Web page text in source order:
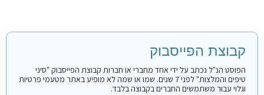
קבוצת הפייסבוק
הפוסט הנ"ל נכתב על ידי אחד מחברי או חברות קבוצת הפייסבוק "סיני
טיפים והמלצות" לפני 7 שנים. שמו או שמה לא מופיע באתר מטעמי פרטיות
וגלוי עבור משתמשים החברים בקבוצה בלבד.